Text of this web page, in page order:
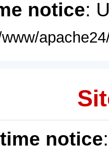
notice:
notice